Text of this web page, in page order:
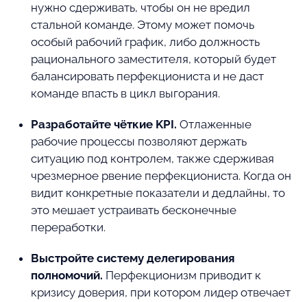
нужно сдерживать, чтобы он не вредил
стальной команде. Этому может помочь
особый рабочий график, либо должность
рационального заместителя, который будет
балансировать перфекциониста и не даст
команде впасть в цикл выгорания.
Разработайте чёткие KPI. Отлаженные
рабочие процессы позволяют держать
ситуацию под контролем, также сдерживая
чрезмерное рвение перфекциониста. Когда он
видит конкретные показатели и дедлайны, то
это мешает устраивать бесконечные
переработки.
Выстройте систему делегирования
полномочий. Перфекционизм приводит к
кризису доверия, при котором лидер отвечает